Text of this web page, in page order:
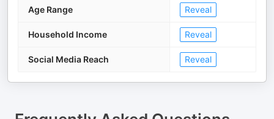
Age Range Reveal
Household Income Reveal
Social Media Reach Reveal